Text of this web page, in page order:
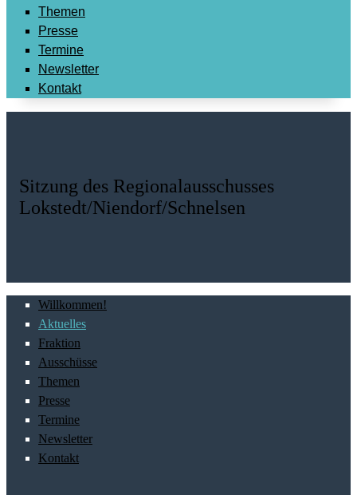
Themen
Presse
Termine
Newsletter
Kontakt
Sitzung des Regionalausschusses
Lokstedt/Niendorf/Schnelsen
Willkommen!
Aktuelles
Fraktion
Ausschüsse
Themen
Presse
Termine
Newsletter
Kontakt